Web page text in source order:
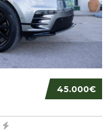
45.000€